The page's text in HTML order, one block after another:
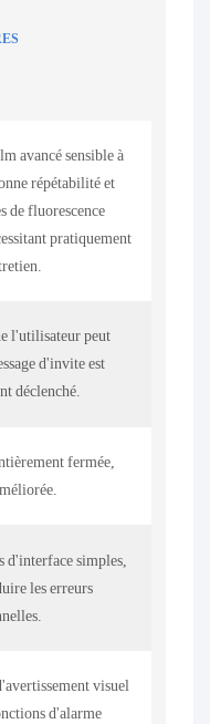
avancé sensible à
répétabilité et
de fluorescence
pratiquement
l'utilisateur peut
d'invite est
déclenché.
fermée,
simples,
les erreurs
visuel
d'alarme